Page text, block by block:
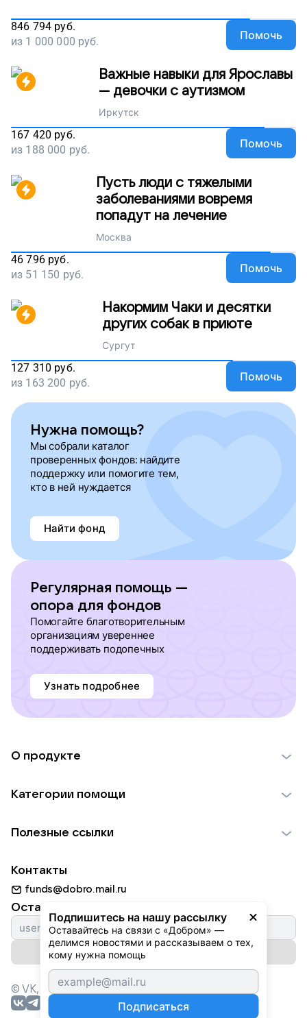
846 794 руб.
из 1 000 000 руб. Помочь
Важные навыки для Ярославы
— девочки с аутизмом
Иркутск
167 420 руб.
из 188 000 руб. Помочь
Пусть люди с тяжелыми
заболеваниями вовремя
попадут на лечение
Москва
46 796 руб.
из 51 150 руб. Помочь
Накормим Чаки и десятки
других собак в приюте
Сургут
127 310 руб.
из 163 200 руб. Помочь
Нужна помощь?
Мы собрали каталог
проверенных фондов: найдите
поддержку или помогите тем,
кто в ней нуждается
Найти фонд
Регулярная помощь —
опора для фондов
Помогайте благотворительным
организациям увереннее
поддерживать подопечных
Узнать подробнее
Подпишитесь на нашу рассылку
Оставайтесь на связи с «Добром» —
делимся новостями и рассказываем о тех,
кому нужна помощь
Подписаться
О продукте
Использование материалов
Для НКО
Партнерам
Категории помощи
Пожилым
Животным
Природе
Культуре
Фондам
Полезные ссылки
Добрый день
Истории
Автоплатежи
Контакты
funds@dobro.mail.ru
Оставайтесь с нами
Подписаться на рассылку
© VK, 2026г. Все права защищены.